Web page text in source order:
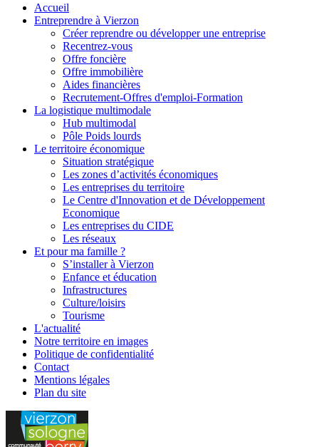
Accueil
Entreprendre à Vierzon
Créer reprendre ou développer une entreprise
Recentrez-vous
Offre foncière
Offre immobilière
Aides financières
Recrutement-Offres d'emploi-Formation
La logistique multimodale
Hub multimodal
Pôle Poids lourds
Le territoire économique
Situation stratégique
Les zones d’activités économiques
Les entreprises du territoire
Le Centre d'Innovation et de Développement
Economique
Les entreprises du CIDE
Les réseaux
Et pour ma famille ?
S’installer à Vierzon
Enfance et éducation
Infrastructures
Culture/loisirs
Tourisme
L'actualité
Notre territoire en images
Politique de confidentialité
Contact
Mentions légales
Plan du site